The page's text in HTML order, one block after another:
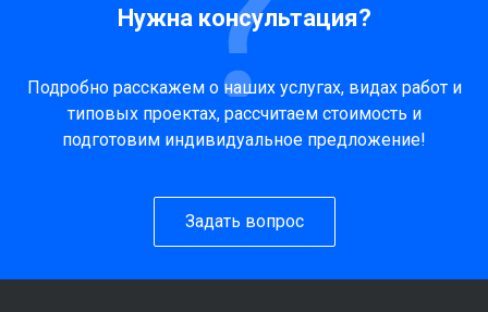
Нужна консультация?
Подробно расскажем о наших услугах, видах работ и
типовых проектах, рассчитаем стоимость и
подготовим индивидуальное предложение!
Задать вопрос